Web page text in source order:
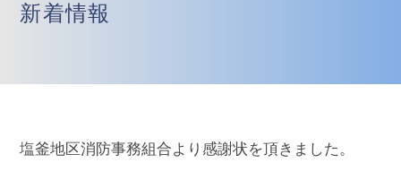
新着情報
塩釜地区消防事務組合より感謝状を頂きました。